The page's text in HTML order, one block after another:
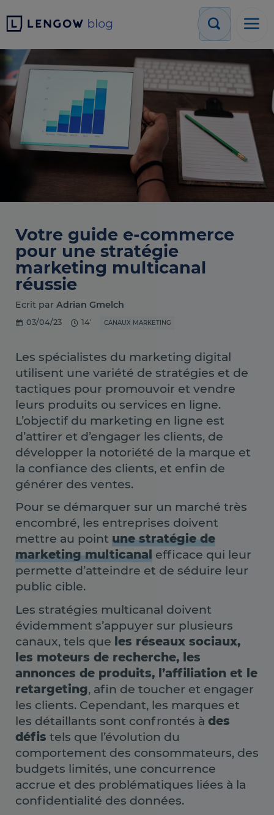
Votre guide e-commerce
pour une stratégie
marketing multicanal
réussie
Ecrit par Adrian Gmelch
03/04/23 14' CANAUX MARKETING
Les spécialistes du marketing digital
utilisent une variété de stratégies et de
tactiques pour promouvoir et vendre
leurs produits ou services en ligne.
L’objectif du marketing en ligne est
d’attirer et d’engager les clients, de
développer la notoriété de la marque et
la confiance des clients, et enfin de
générer des ventes.
Pour se démarquer sur un marché très
encombré, les entreprises doivent
mettre au point une stratégie de
marketing multicanal efficace qui leur
permette d’atteindre et de séduire leur
public cible.
Les stratégies multicanal doivent
évidemment s’appuyer sur plusieurs
canaux, tels que les réseaux sociaux,
les moteurs de recherche, les
annonces de produits, l’affiliation et le
retargeting, afin de toucher et engager
les clients. Cependant, les marques et
les détaillants sont confrontés à des
défis tels que l’évolution du
comportement des consommateurs, des
budgets limités, une concurrence
accrue et des problématiques liées à la
confidentialité des données.